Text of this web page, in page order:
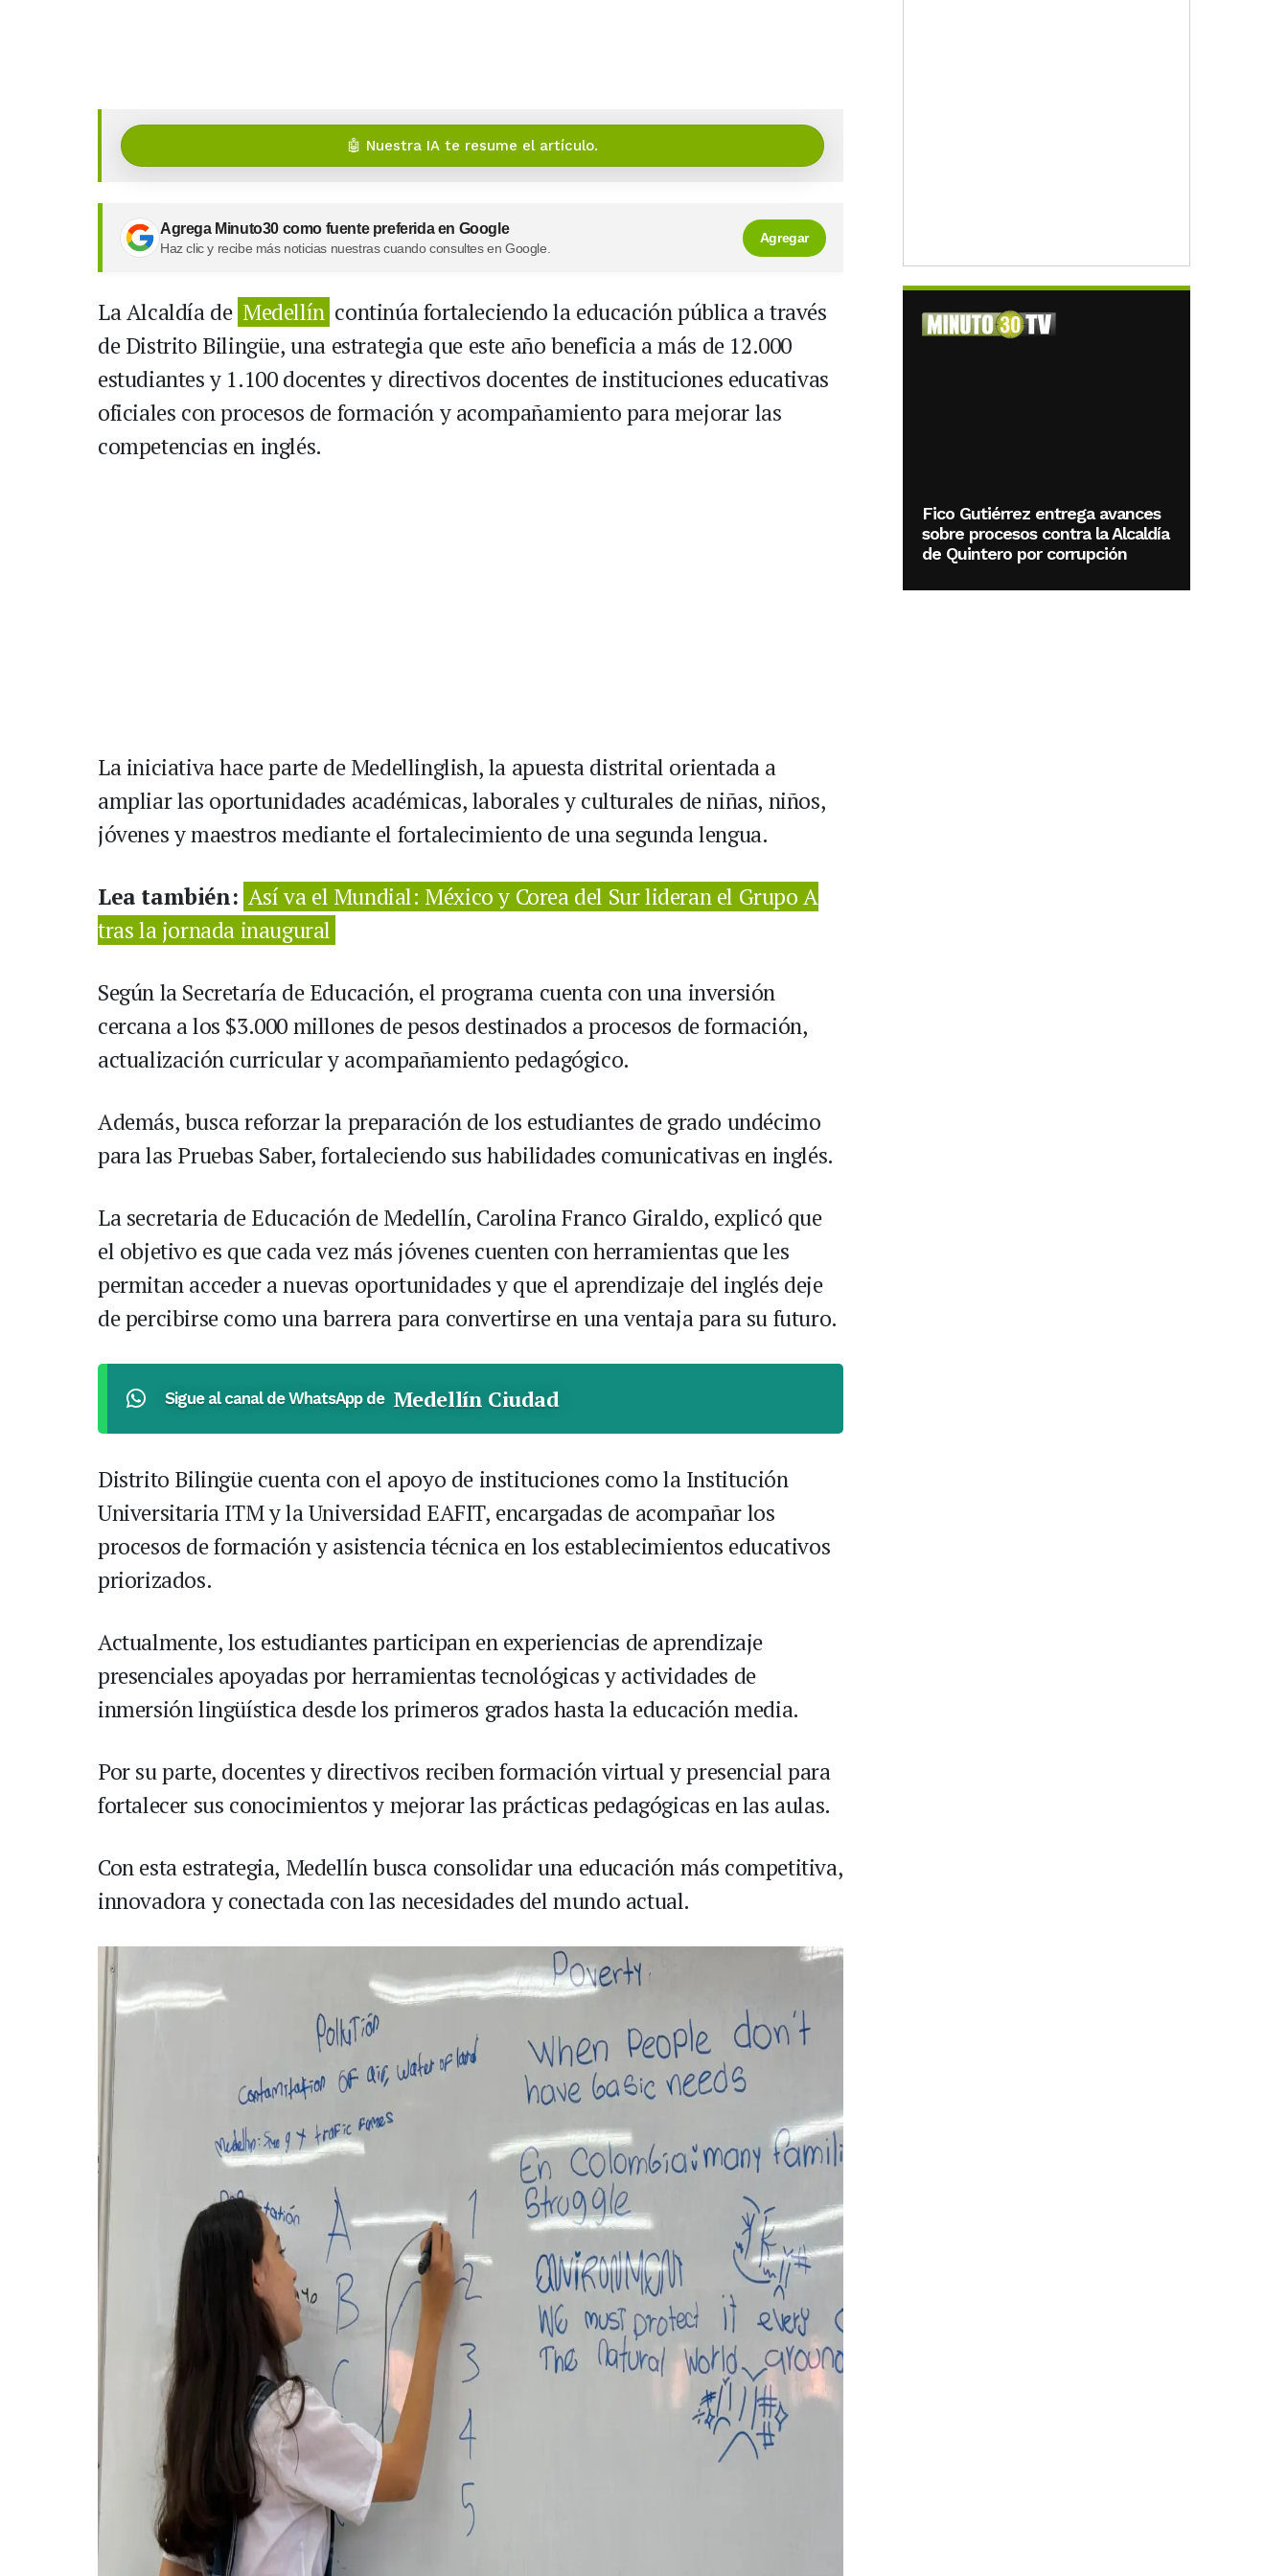
🤖 Nuestra IA te resume el artículo.
Agrega Minuto30 como fuente preferida en Google
Haz clic y recibe más noticias nuestras cuando consultes en Google.
Agregar
La Alcaldía de Medellín continúa fortaleciendo la educación pública a través
de Distrito Bilingüe, una estrategia que este año beneficia a más de 12.000
estudiantes y 1.100 docentes y directivos docentes de instituciones educativas
oficiales con procesos de formación y acompañamiento para mejorar las
competencias en inglés.
La iniciativa hace parte de Medellinglish, la apuesta distrital orientada a
ampliar las oportunidades académicas, laborales y culturales de niñas, niños,
jóvenes y maestros mediante el fortalecimiento de una segunda lengua.
Lea también: Así va el Mundial: México y Corea del Sur lideran el Grupo A
tras la jornada inaugural
Según la Secretaría de Educación, el programa cuenta con una inversión
cercana a los $3.000 millones de pesos destinados a procesos de formación,
actualización curricular y acompañamiento pedagógico.
Además, busca reforzar la preparación de los estudiantes de grado undécimo
para las Pruebas Saber, fortaleciendo sus habilidades comunicativas en inglés.
La secretaria de Educación de Medellín, Carolina Franco Giraldo, explicó que
el objetivo es que cada vez más jóvenes cuenten con herramientas que les
permitan acceder a nuevas oportunidades y que el aprendizaje del inglés deje
de percibirse como una barrera para convertirse en una ventaja para su futuro.
Sigue al canal de WhatsApp de Medellín Ciudad
Distrito Bilingüe cuenta con el apoyo de instituciones como la Institución
Universitaria ITM y la Universidad EAFIT, encargadas de acompañar los
procesos de formación y asistencia técnica en los establecimientos educativos
priorizados.
Actualmente, los estudiantes participan en experiencias de aprendizaje
presenciales apoyadas por herramientas tecnológicas y actividades de
inmersión lingüística desde los primeros grados hasta la educación media.
Por su parte, docentes y directivos reciben formación virtual y presencial para
fortalecer sus conocimientos y mejorar las prácticas pedagógicas en las aulas.
Con esta estrategia, Medellín busca consolidar una educación más competitiva,
innovadora y conectada con las necesidades del mundo actual.
Fico Gutiérrez entrega avances
sobre procesos contra la Alcaldía
de Quintero por corrupción